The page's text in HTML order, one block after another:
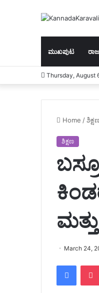
ಮುಖಪುಟ
Thursday, August
Home /
ಶಿಕ್ಷಣ
March 24,